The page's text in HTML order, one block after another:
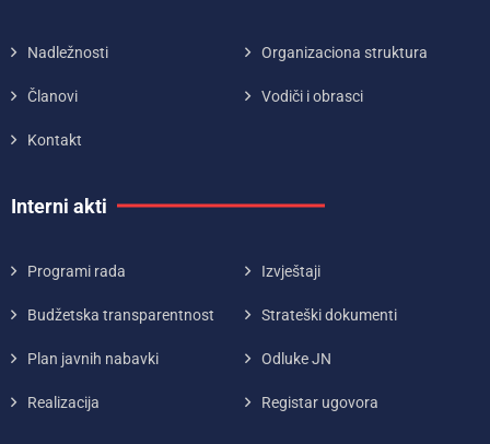
Nadležnosti Organizaciona struktura
Članovi Vodiči i obrasci
Kontakt
Interni akti
Programi rada Izvještaji
Budžetska transparentnost Strateški dokumenti
Plan javnih nabavki Odluke JN
Realizacija Registar ugovora